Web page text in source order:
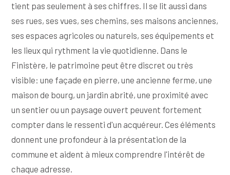
tient pas seulement à ses chiffres. Il se lit aussi dans
ses rues, ses vues, ses chemins, ses maisons anciennes,
ses espaces agricoles ou naturels, ses équipements et
les lieux qui rythment la vie quotidienne. Dans le
Finistère, le patrimoine peut être discret ou très
visible: une façade en pierre, une ancienne ferme, une
maison de bourg, un jardin abrité, une proximité avec
un sentier ou un paysage ouvert peuvent fortement
compter dans le ressenti d'un acquéreur. Ces éléments
donnent une profondeur à la présentation de la
commune et aident à mieux comprendre l'intérêt de
chaque adresse.